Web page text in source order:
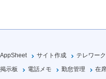
AppSheet サイト作成
テレワーク
掲示板
電話メモ 勤怠管理
在